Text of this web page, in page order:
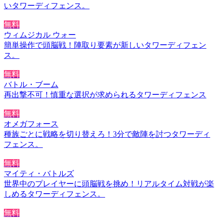
いタワーディフェンス。
無料
ウィムジカル ウォー
簡単操作で頭脳戦！陣取り要素が新しいタワーディフェン
ス。
無料
バトル・ブーム
再出撃不可！慎重な選択が求められるタワーディフェンス
無料
オメガフォース
種族ごとに戦略を切り替えろ！3分で敵陣を討つタワーディ
フェンス。
無料
マイティ・バトルズ
世界中のプレイヤーに頭脳戦を挑め！リアルタイム対戦が楽
しめるタワーディフェンス。
無料